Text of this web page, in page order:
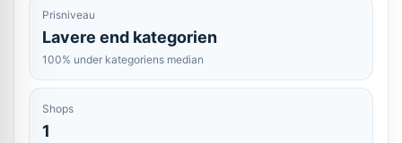
Prisniveau
Lavere end kategorien
100% under kategoriens median
Shops
1